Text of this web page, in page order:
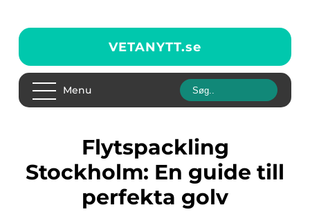
VETANYTT.se
Menu
Flytspackling
Stockholm: En guide till
perfekta golv